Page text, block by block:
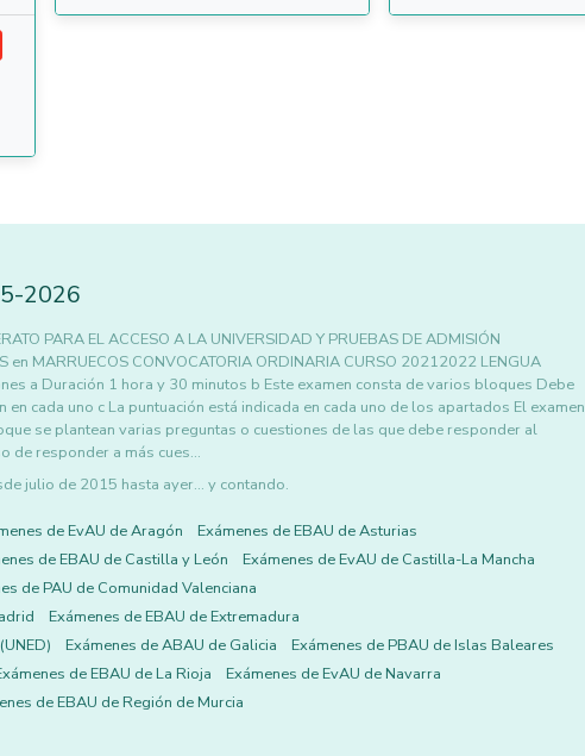
-2026
PARA EL ACCESO A LA UNIVERSIDAD Y PRUEBAS DE ADMISIÓN
en MARRUECOS CONVOCATORIA ORDINARIA CURSO 20212022 LENGUA
a Duración 1 hora y 30 minutos b Este examen consta de varios bloques Debe
cada uno c La puntuación está indicada en cada uno de los apartados El examen
se plantean varias preguntas o cuestiones de las que debe responder al
de responder a más cues…
julio de 2015 hasta ayer... y contando.
de EvAU de Aragón
Exámenes de EBAU de Asturias
de EBAU de Castilla y León
Exámenes de EvAU de Castilla-La Mancha
de PAU de Comunidad Valenciana
Exámenes de EBAU de Extremadura
Exámenes de ABAU de Galicia
Exámenes de PBAU de Islas Baleares
de EBAU de La Rioja
Exámenes de EvAU de Navarra
de EBAU de Región de Murcia